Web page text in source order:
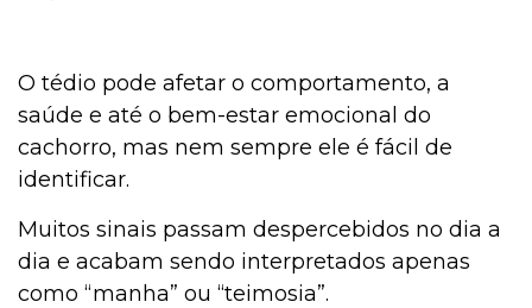
Jardinagem
Institucional
O tédio pode afetar o comportamento, a
saúde e até o bem-estar emocional do
cachorro, mas nem sempre ele é fácil de
identificar.
Muitos sinais passam despercebidos no dia a
dia e acabam sendo interpretados apenas
como “manha” ou “teimosia”.